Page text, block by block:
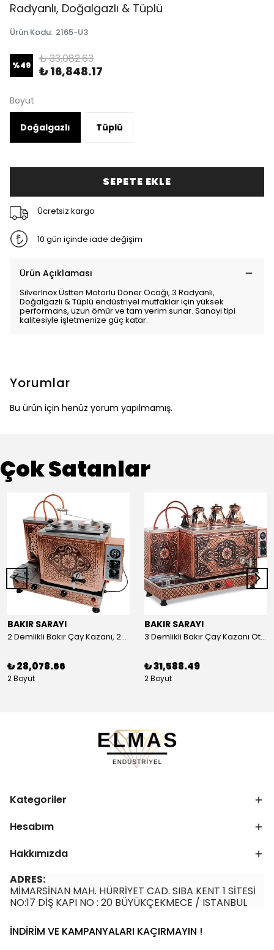
Radyanlı, Doğalgazlı & Tüplü
Ürün Kodu: 2165-U3
%49 ₺ 33,082.63
₺ 16,848.17
Boyut
Doğalgazlı Tüplü
SEPETE EKLE
Ücretsiz kargo
10 gün içinde iade değişim
Ürün Açıklaması
SilverInox Üstten Motorlu Döner Ocağı, 3 Radyanlı,
Doğalgazlı & Tüplü endüstriyel mutfaklar için yüksek
performans, uzun ömür ve tam verim sunar. Sanayi tipi
kalitesiyle işletmenize güç katar.
Yorumlar
Bu ürün için henüz yorum yapılmamış.
Çok Satanlar
BAKIR SARAYI
2 Demlikli Bakır Çay Kazanı, 25 Litre
₺ 28,078.66
2 Boyut
BAKIR SARAYI
3 Demlikli Bakır Çay Kazanı Otomatik, 30 Litre
₺ 31,588.49
2 Boyut
Kategoriler
Hesabım
Hakkımızda
ADRES:
MİMARSİNAN MAH. HÜRRİYET CAD. SIBA KENT 1 SİTESİ
NO:17 DİŞ KAPI NO : 20 BÜYÜKÇEKMECE / ISTANBUL
İNDİRİM VE KAMPANYALARI KAÇIRMAYIN !